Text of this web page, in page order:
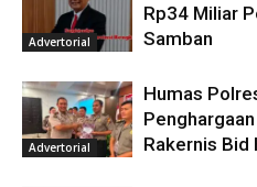
Advertorial
Rp34 Miliar
Samban
Advertorial
Humas
Rakernis Bid